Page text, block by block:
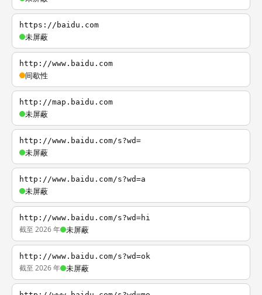
https://baidu.com
未屏蔽
http://www.baidu.com
间歇性
http://map.baidu.com
未屏蔽
http://www.baidu.com/s?wd=
未屏蔽
http://www.baidu.com/s?wd=a
未屏蔽
http://www.baidu.com/s?wd=hi
截至 2026 年 未屏蔽
http://www.baidu.com/s?wd=ok
截至 2026 年 未屏蔽